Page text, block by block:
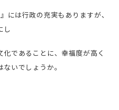
は行政の充実もありますが、
し
であることに、幸福度が高く
いでしょうか。